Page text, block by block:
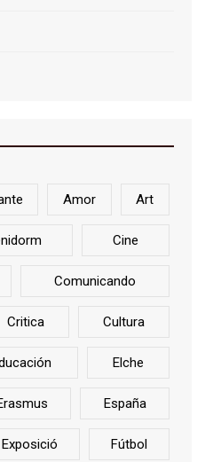
Amor Art
Cine
Comunicando
Critica Cultura
Elche
España
Exposició Fútbol